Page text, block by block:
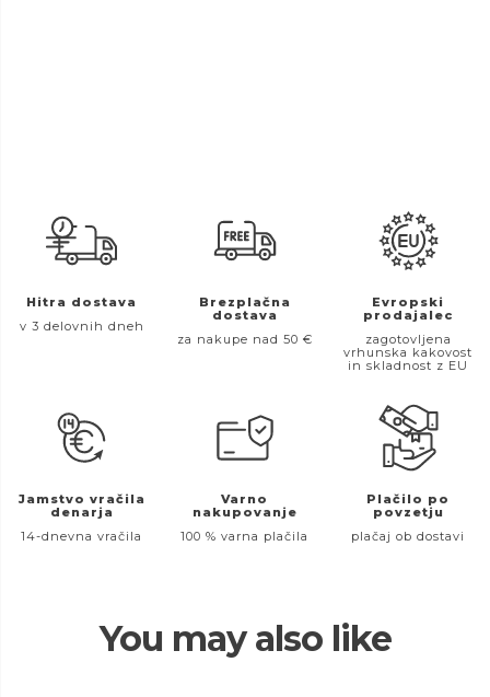
Hitra dostava
v 3 delovnih dneh
Brezplačna
dostava
za nakupe nad 50 €
Evropski
prodajalec
zagotovljena
vrhunska kakovost
in skladnost z EU
Jamstvo vračila
denarja
14-dnevna vračila
Varno
nakupovanje
100 % varna plačila
Plačilo po
povzetju
plačaj ob dostavi
You may also like